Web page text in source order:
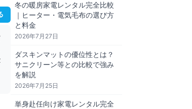
冬の暖房家電レンタル完全比較
｜ヒーター・電気毛布の選び方
と料金
2026年7月27日
ダスキンマットの優位性とは？
サニクリーン等との比較で強み
を解説
2026年7月25日
単身赴任向け家電レンタル完全